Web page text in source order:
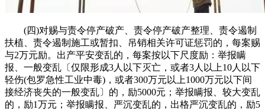
(四)对赐与责令停产破产、责令停产破产整理、责令遏制
扶植、责令遏制施工或暂扣、吊销相关许可证惩罚的，每案赐
与2万元励。出产平安变乱的，每案按以下尺度励：举报瞒
报、一般变乱〔仅限形成3人以下灭亡，或者3人以上10人以下
轻伤(包罗急性工业中毒)，或者300万元以上1000万元以下间
接经济丧失的一般变乱〕的，励5000元；举报瞒报、较大变乱
的，励1万元；举报瞒报、严沉变乱的，出格严沉变乱的，励5